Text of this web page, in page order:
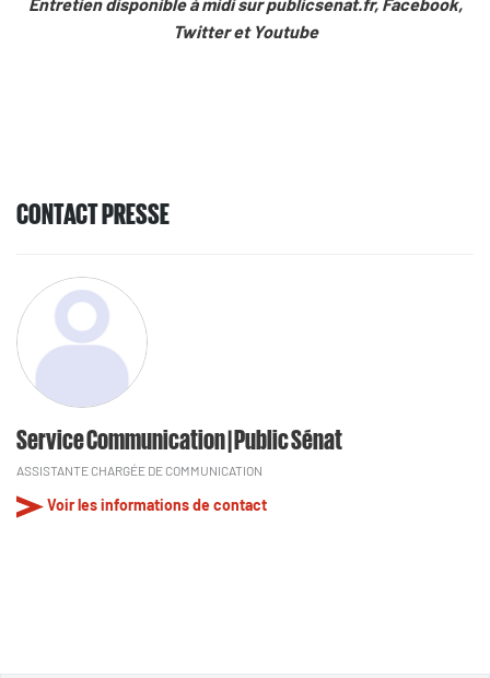
Twitter et Youtube
CONTACT PRESSE
Service Communication | Public Sénat
ASSISTANTE CHARGÉE DE COMMUNICATION
Voir les informations de contact